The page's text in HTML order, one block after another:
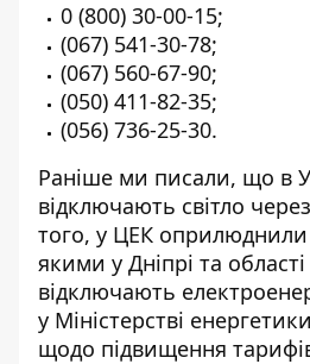
0 (800) 30-00-15;
(067) 541-30-78;
(067) 560-67-90;
(050) 411-82-35;
(056) 736-25-30.
Раніше ми писали, що в
відключають світло
того, у ЦЕК оприлюднили
якими у Дніпрі та області
відключають
у Міністерстві
щодо підвищення